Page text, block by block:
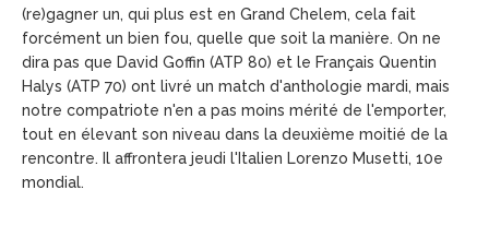
(re)gagner un, qui plus est en Grand Chelem, cela fait
forcément un bien fou, quelle que soit la manière. On ne
dira pas que David Goffin (ATP 80) et le Français Quentin
Halys (ATP 70) ont livré un match d'anthologie mardi, mais
notre compatriote n'en a pas moins mérité de l'emporter,
tout en élevant son niveau dans la deuxième moitié de la
rencontre. Il affrontera jeudi l'Italien Lorenzo Musetti, 10e
mondial.